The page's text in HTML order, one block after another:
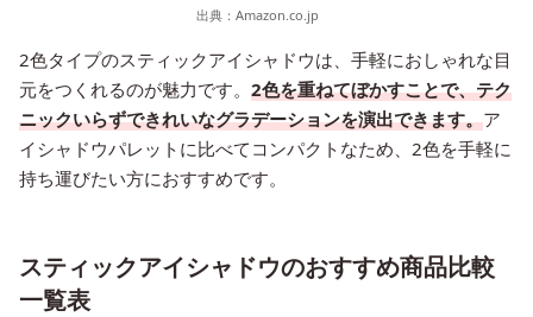
出典： Amazon.co.jp
2色タイプのスティックアイシャドウは、手軽におしゃれな目
元をつくれるのが魅力です。 2色を重ねてぼかすことで、テク
ニックいらずできれいなグラデーションを演出できます。ア
イシャドウパレットに比べてコンパクトなため、2色を手軽に
持ち運びたい方におすすめです。
スティックアイシャドウのおすすめ商品比較
一覧表